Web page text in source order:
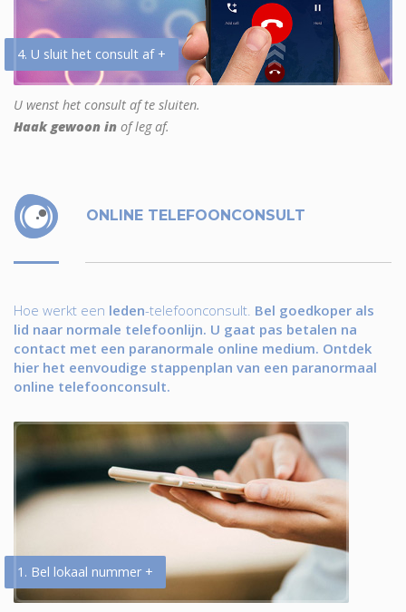
4. U sluit het consult af +
U wenst het consult af te sluiten.
Haak gewoon in of leg af.
ONLINE TELEFOONCONSULT
Hoe werkt een leden-telefoonconsult. Bel goedkoper als
lid naar normale telefoonlijn. U gaat pas betalen na
contact met een paranormale online medium. Ontdek
hier het eenvoudige stappenplan van een paranormaal
online telefoonconsult.
1. Bel lokaal nummer +